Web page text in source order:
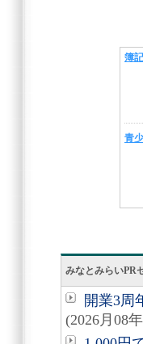
みなとみらいPR
開業3周
(2026月08